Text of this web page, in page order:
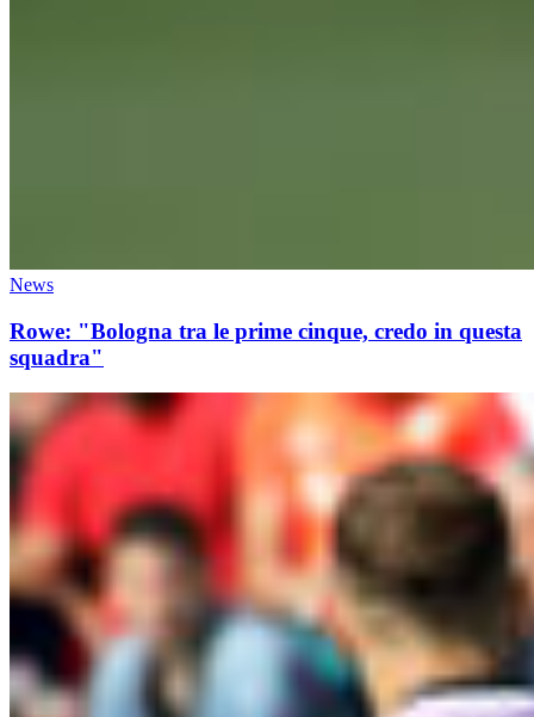
News
Rowe: "Bologna tra le prime cinque, credo in questa
squadra"